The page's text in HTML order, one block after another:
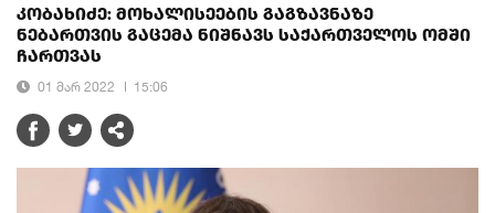
კობახიძე: მოხალისეების გაგზავნაზე
ნებართვის გაცემა ნიშნავს საქართველოს ომში
ჩართვას
01 მარ 2022 15:06